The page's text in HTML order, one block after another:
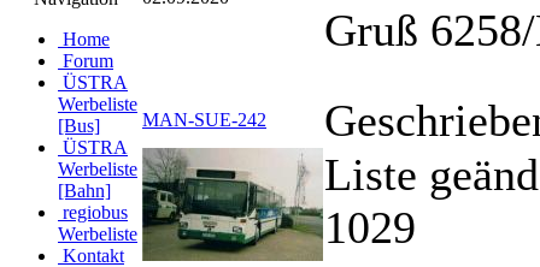
Home
Forum
ÜSTRA
Werbeliste
[Bus]
ÜSTRA
Werbeliste
[Bahn]
regiobus
Werbeliste
Kontakt
Gruß
MAN-SUE-242
Liste
1029